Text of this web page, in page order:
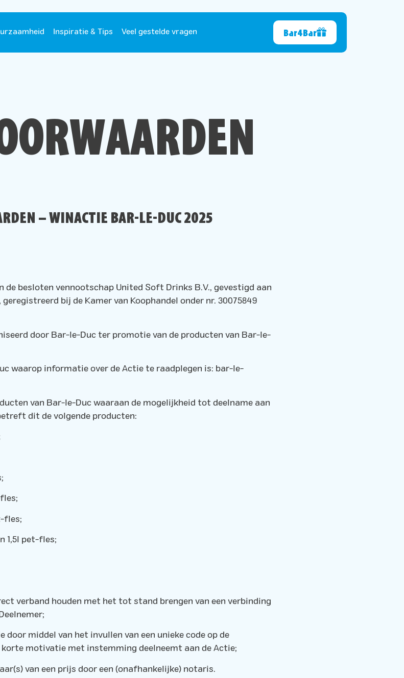
Inspiratie & Tips Veel gestelde vragen Bar4Bar
– WINACTIE BAR-LE-DUC 2025
de besloten vennootschap United Soft Drinks B.V., gevestigd aan
bij de Kamer van Koophandel onder nr. 30075849
door Bar-le-Duc ter promotie van de producten van Bar-le-
waarop informatie over de Actie te raadplegen is: bar-le-
van Bar-le-Duc waaraan de mogelijkheid tot deelname aan
dit de volgende producten:
fles;
1,5l pet-fles;
verband houden met het tot stand brengen van een verbinding
door middel van het invullen van een unieke code op de
motivatie met instemming deelneemt aan de Actie;
van een prijs door een (onafhankelijke) notaris.